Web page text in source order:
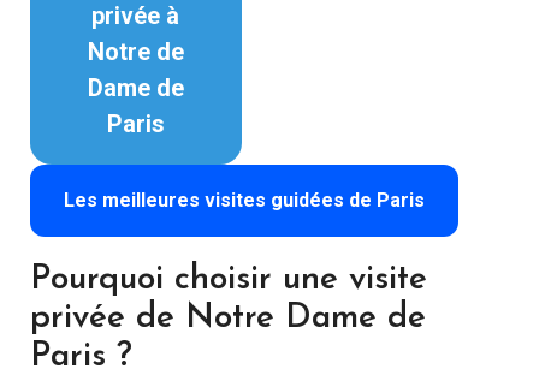
privée à
Notre de
Dame de
Paris
Les meilleures visites guidées de Paris
Pourquoi choisir une visite
privée de Notre Dame de
Paris ?